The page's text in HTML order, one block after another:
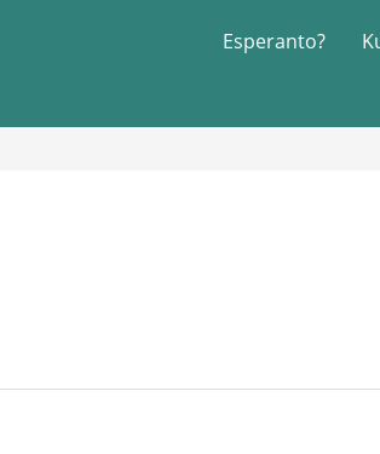
Esperanto?